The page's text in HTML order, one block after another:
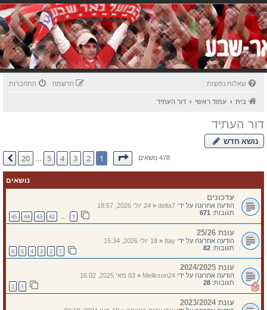
שאלות נפוצות התחברות הרשמה
בית עמוד ראשי דור העתיד
דור העתיד
נושא חדש
478 נושאיםדף1מתוך20
1
2
3
4
5
20 הבא
נושאים
עדכונים
הודעה אחרונה על ידי delta7
«24 יולי 2026, 18:57
תגובות: 671
…
42
43
44
45
עונת 25/26
הודעה אחרונה על ידי Itay
«18 יולי 2026, 15:34
תגובות: 82
2
3
4
5
6
עונת 2024/2025
הודעה אחרונה על ידי Melikson24
«03 מאי 2025, 16:02
תגובות: 28
2
עונת 2023/2024